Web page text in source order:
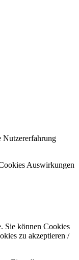
Nutzererfahrung
Auswirkungen
Sie können Cookies
zu akzeptieren /